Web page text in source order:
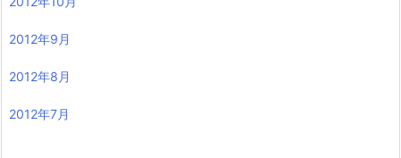
2012年9月
2012年8月
2012年7月